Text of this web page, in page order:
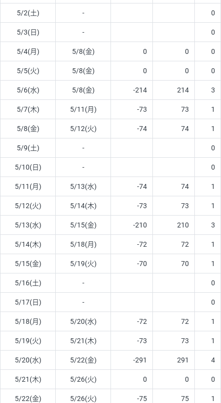
5/2(土) - 0
5/3(日) - 0
5/4(月) 5/8(金) 0 0 0
5/5(火) 5/8(金) 0 0 0
5/6(水) 5/8(金) -214 214 3
5/7(木) 5/11(月) -73 73 1
5/8(金) 5/12(火) -74 74 1
5/9(土) - 0
5/10(日) - 0
5/11(月) 5/13(水) -74 74 1
5/12(火) 5/14(木) -73 73 1
5/13(水) 5/15(金) -210 210 3
5/14(木) 5/18(月) -72 72 1
5/15(金) 5/19(火) -70 70 1
5/16(土) - 0
5/17(日) - 0
5/18(月) 5/20(水) -72 72 1
5/19(火) 5/21(木) -73 73 1
5/20(水) 5/22(金) -291 291 4
5/21(木) 5/26(火) 0 0 0
5/22(金) 5/26(火) -75 75 1